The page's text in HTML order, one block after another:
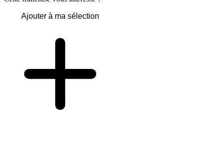
Ajouter à ma sélection